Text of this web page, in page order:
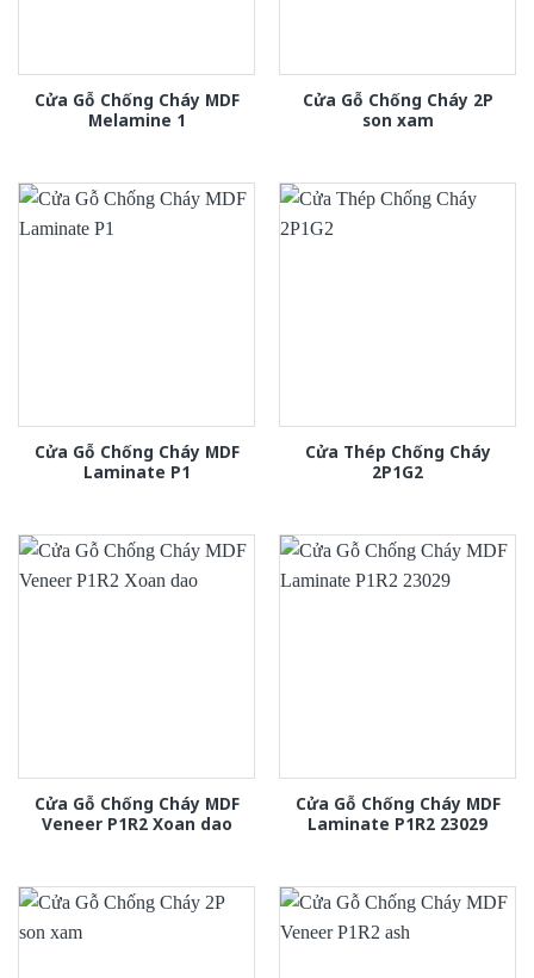
Cửa Gỗ Chống Cháy MDF
Melamine 1
Cửa Gỗ Chống Cháy 2P
son xam
Cửa Gỗ Chống Cháy MDF
Laminate P1
Cửa Thép Chống Cháy
2P1G2
Cửa Gỗ Chống Cháy MDF
Veneer P1R2 Xoan dao
Cửa Gỗ Chống Cháy MDF
Laminate P1R2 23029